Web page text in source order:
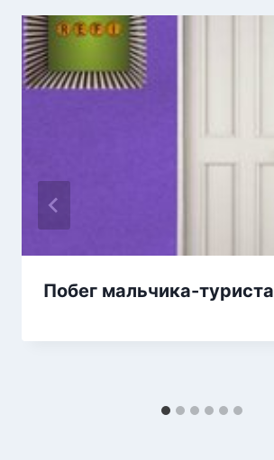
Побег мальчика-туриста